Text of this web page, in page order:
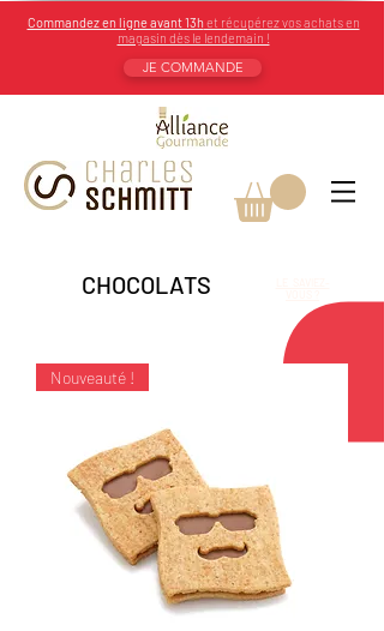
Commandez en ligne avant 13h et récupérez vos achats en
magasin dès le lendemain !
JE COMMANDE
CHOCOLATS
Nouveauté !